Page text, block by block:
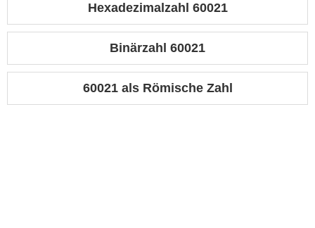
Hexadezimalzahl 60021
Binärzahl 60021
60021 als Römische Zahl